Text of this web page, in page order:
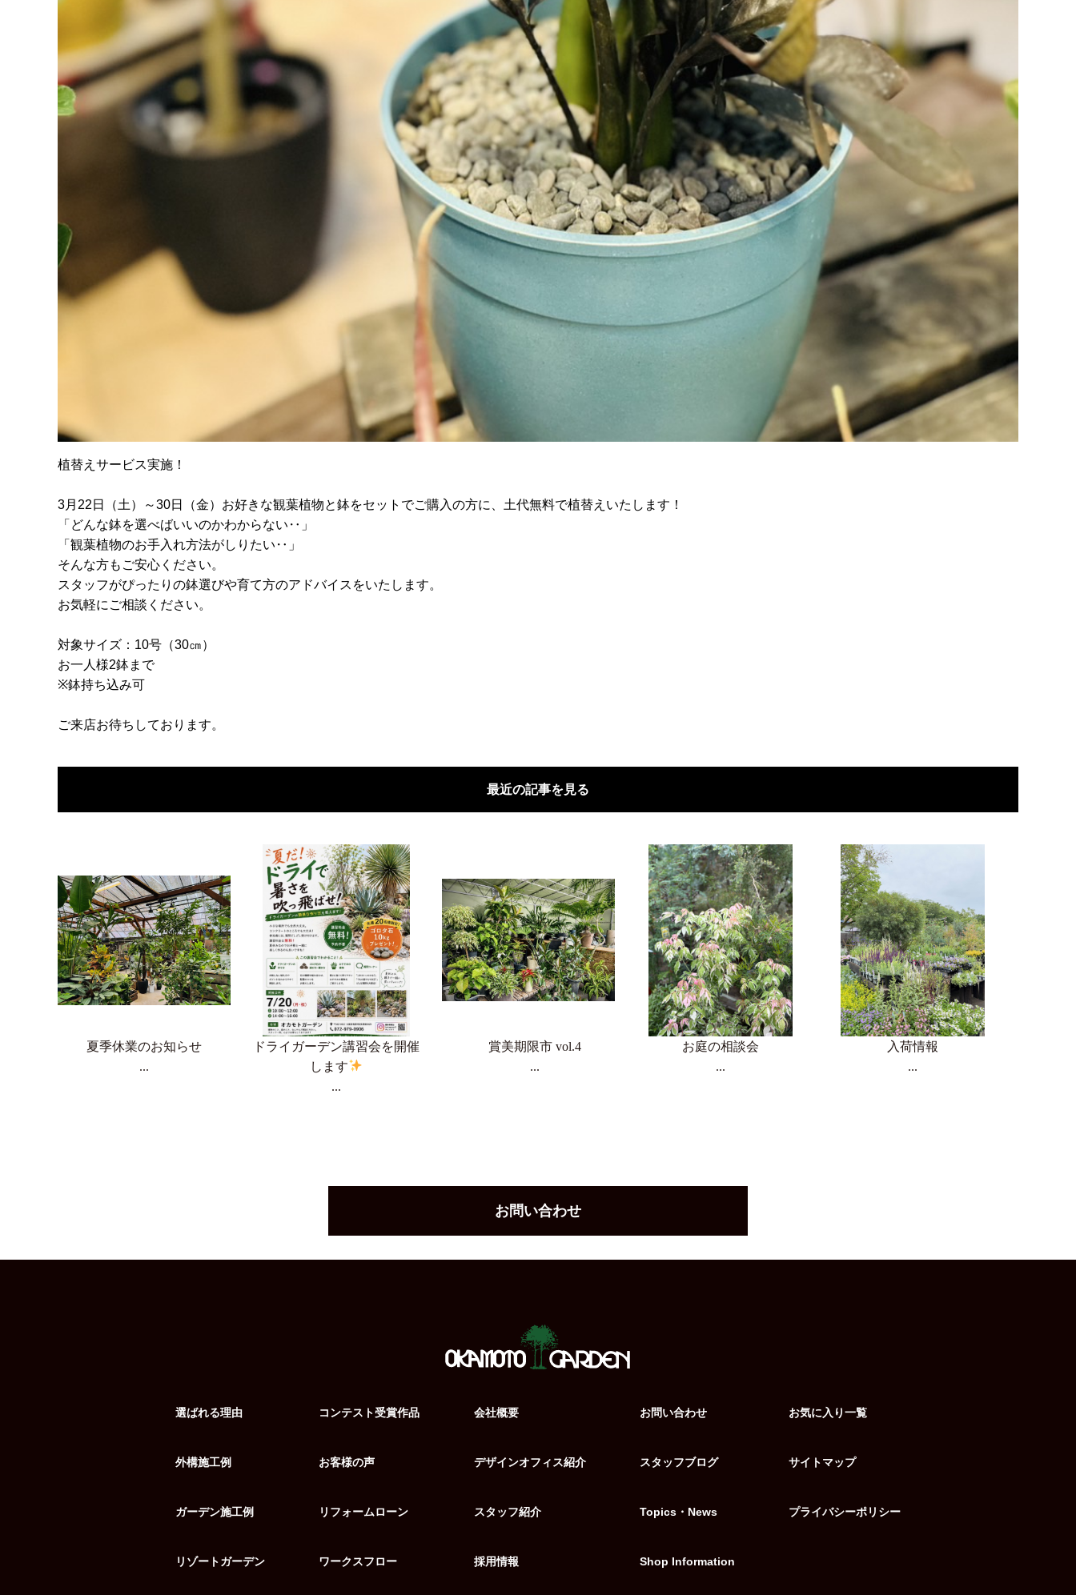
植替えサービス実施！
3月22日（土）～30日（金）お好きな観葉植物と鉢をセットでご購入の方に、土代無料で植替えいたします！
「どんな鉢を選べばいいのかわからない‥」
「観葉植物のお手入れ方法がしりたい‥」
そんな方もご安心ください。
スタッフがぴったりの鉢選びや育て方のアドバイスをいたします。
お気軽にご相談ください。
対象サイズ：10号（30㎝）
お一人様2鉢まで
※鉢持ち込み可
ご来店お待ちしております。
最近の記事を見る
夏季休業のお知らせ
...
ドライガーデン講習会を開催
します
...
賞美期限市 vol.4
...
お庭の相談会
...
入荷情報
...
お問い合わせ
選ばれる理由
外構施工例
ガーデン施工例
リゾートガーデン
コンテスト受賞作品
お客様の声
リフォームローン
ワークスフロー
会社概要
デザインオフィス紹介
スタッフ紹介
採用情報
お問い合わせ
スタッフブログ
Topics・News
Shop Information
お気に入り一覧
サイトマップ
プライバシーポリシー